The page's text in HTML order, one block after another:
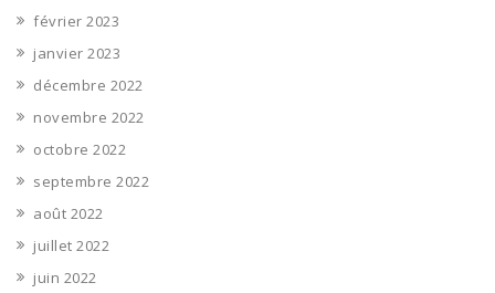
février 2023
janvier 2023
décembre 2022
novembre 2022
octobre 2022
septembre 2022
août 2022
juillet 2022
juin 2022